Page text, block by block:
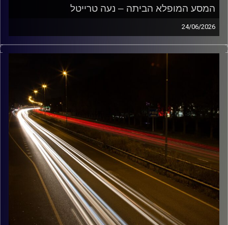
המסע המופלא הביתה – נעה טרייטל
24/06/2026
מוזיקה שתלווה אותנו אחרי יום עבודה ארוך ותחזיר אותנו
הביתה בשלום עם נועה טרייטל
קרדיט תמונות: